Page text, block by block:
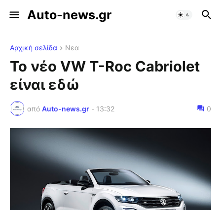
Auto-news.gr
Αρχική σελίδα Νεα
Το νέο VW T-Roc Cabriolet
είναι εδώ
από Auto-news.gr - 13:32 0